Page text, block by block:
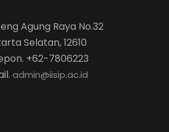
Agung Raya No.32
Selatan, 12610
+62-7806223
admin@iisip.ac.id